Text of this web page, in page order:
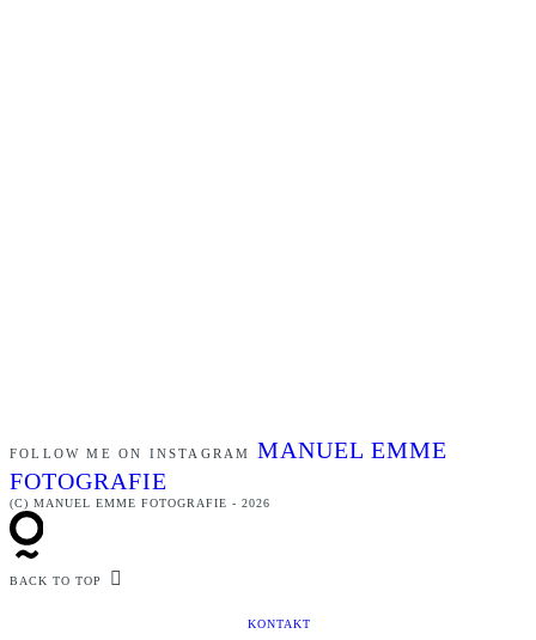
FOLLOW ME ON INSTAGRAM MANUEL EMME
FOTOGRAFIE
(C) MANUEL EMME FOTOGRAFIE - 2026
BACK TO TOP
KONTAKT